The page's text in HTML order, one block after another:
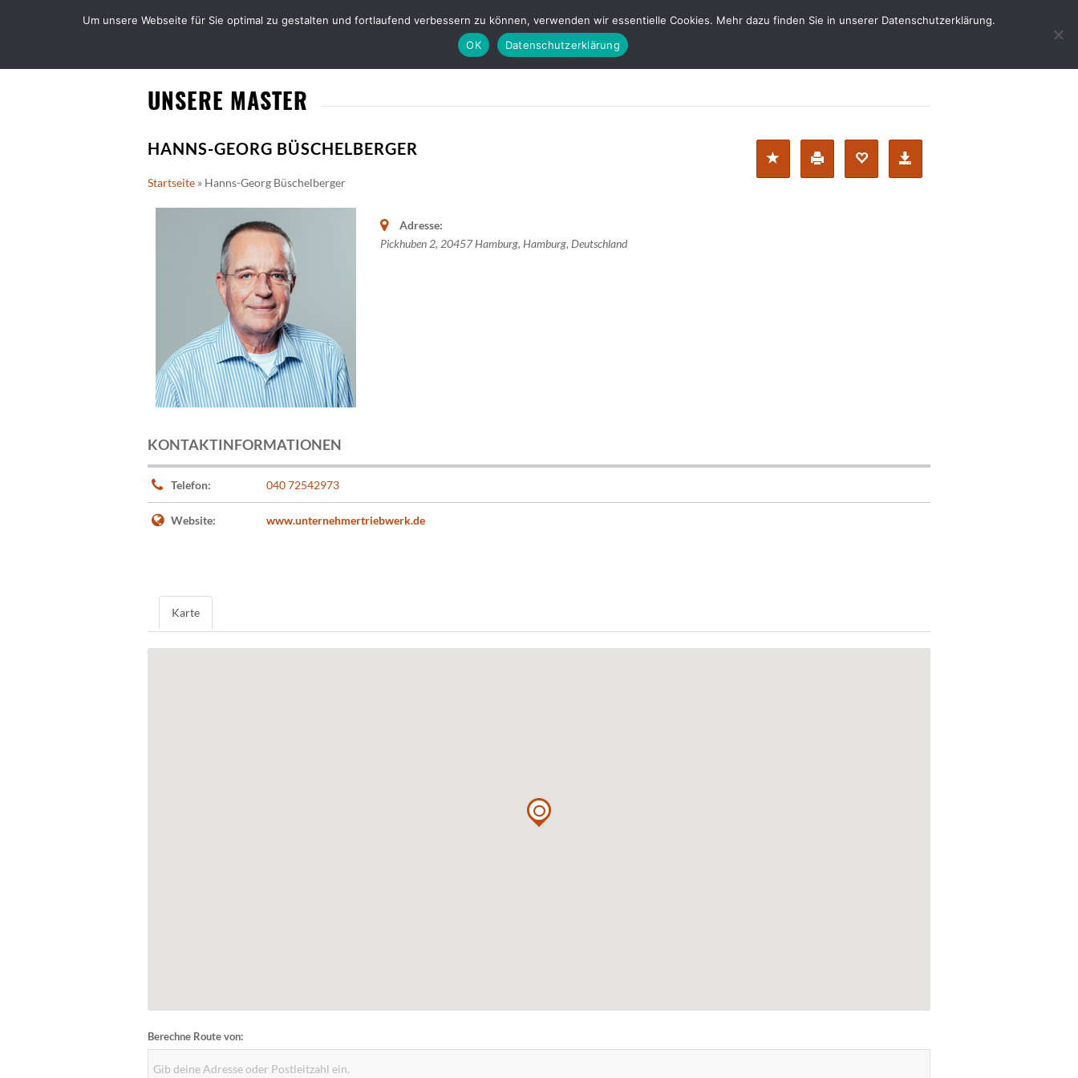
UNSERE MASTER
HANNS-GEORG BÜSCHELBERGER
Startseite » Hanns-Georg Büschelberger
Adresse:
Pickhuben 2, 20457Hamburg, Hamburg, Deutschland
KONTAKTINFORMATIONEN
Telefon: 040 72542973
Website: www.unternehmertriebwerk.de
Karte
Berechne Route von:
Um unsere Webseite für Sie optimal zu gestalten und fortlaufend verbessern zu können, verwenden wir essentielle Cookies. Mehr dazu finden Sie in unserer Datenschutzerklärung.
OK
Datenschutzerklärung